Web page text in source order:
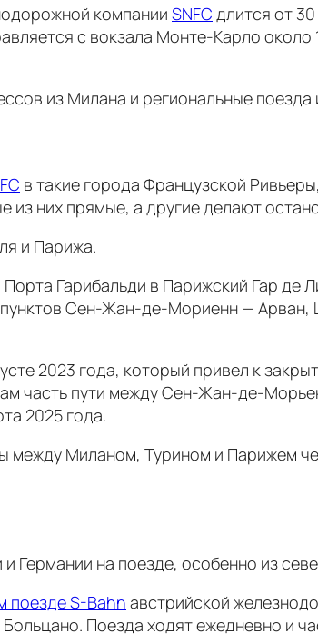
компании SNFC длится от
с вокзала Монте-Карло
из Милана и региональные поезда
в такие города Французской
них прямые, а другие делают
и Парижа.
Гарибальди в Парижский Гар де
пунктов Сен-Жан-де-Мориенн —
2023 года, который привел к
часть пути между Сен-Жан-де-
2025 года.
Миланом, Турином и Парижем
Германии на поезде, особенно из
поезде S-Bahn австрийской
Поезда ходят ежедневно и